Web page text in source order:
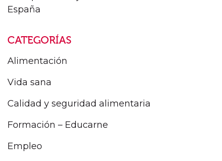
España
CATEGORÍAS
Alimentación
Vida sana
Calidad y seguridad alimentaria
Formación – Educarne
Empleo